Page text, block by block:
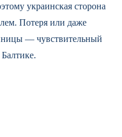
украинская сторона
Потеря или даже
— чувствительный